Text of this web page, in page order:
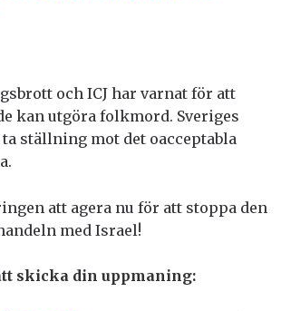
och ICJ har varnat för att
kan utgöra folkmord. Sveriges
ställning mot det oacceptabla
att agera nu för att stoppa den
med Israel!
skicka din uppmaning: